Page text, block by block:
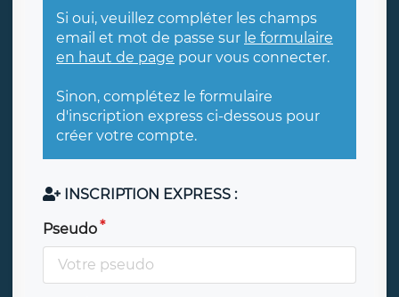
Si oui, veuillez compléter les champs
email et mot de passe sur le formulaire
en haut de page pour vous connecter.
Sinon, complétez le formulaire
d'inscription express ci-dessous pour
créer votre compte.
INSCRIPTION EXPRESS :
Pseudo